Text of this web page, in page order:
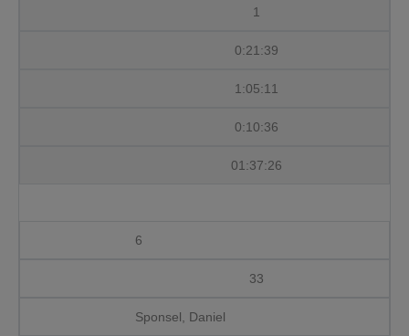
1
0:21:39
1:05:11
0:10:36
01:37:26
6
33
Sponsel, Daniel